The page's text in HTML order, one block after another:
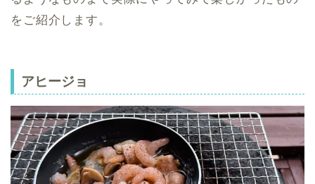
をご紹介します。
アヒージョ